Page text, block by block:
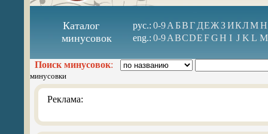
Каталог
минусовок
рус.: 0-9А БВГ ДЕЖ З ИКЛМН
eng.: 0-9ABCDEFGH I J K L M
Поиск минусовок:
минусовки
Реклама: